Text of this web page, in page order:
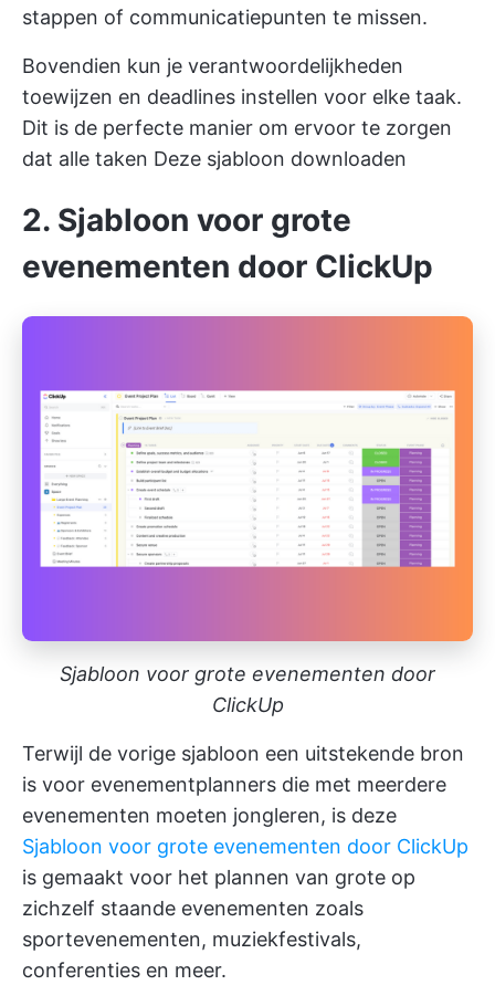
stappen of communicatiepunten te missen.
Bovendien kun je verantwoordelijkheden
toewijzen en deadlines instellen voor elke taak.
Dit is de perfecte manier om ervoor te zorgen
dat alle taken Deze sjabloon downloaden
2. Sjabloon voor grote
evenementen door ClickUp
Sjabloon voor grote evenementen door
ClickUp
Terwijl de vorige sjabloon een uitstekende bron
is voor evenementplanners die met meerdere
evenementen moeten jongleren, is deze
Sjabloon voor grote evenementen door ClickUp
is gemaakt voor het plannen van grote op
zichzelf staande evenementen zoals
sportevenementen, muziekfestivals,
conferenties en meer.